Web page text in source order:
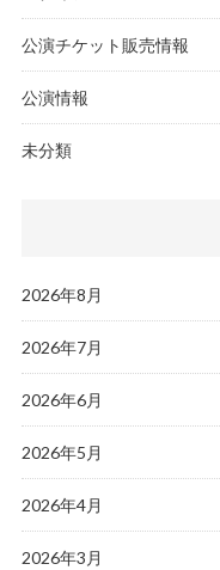
公演チケット販売情報
公演情報
未分類
2026年8月
2026年7月
2026年6月
2026年5月
2026年4月
2026年3月